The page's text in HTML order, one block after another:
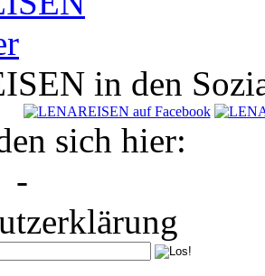
in den
sich hier:
-